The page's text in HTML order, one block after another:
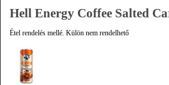
Hell Energy Coffee Salted
Étel rendelés mellé. Külön nem rendelhető